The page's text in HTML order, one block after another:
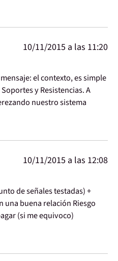
10/11/2015 a las 11:20
el contexto, es simple
y Resistencias. A
nuestro sistema
10/11/2015 a las 12:08
de señales testadas) +
buena relación Riesgo
(si me equivoco)